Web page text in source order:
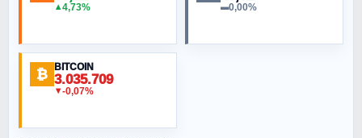
NURETTIN BÖLÜK
ORHAN KILIÇOĞLU
Fahişeye beyinli bir müstevli alçağına
▲4,73% ▬0,00%
₿ BITCOIN
3.035.709
▼-0,07%